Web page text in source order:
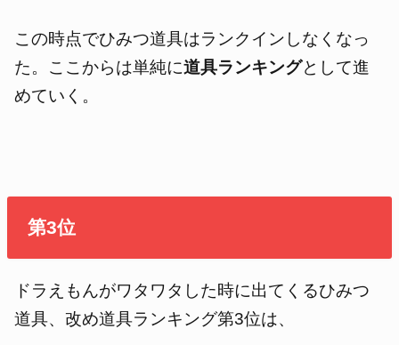
この時点でひみつ道具はランクインしなくなっ
た。ここからは単純に道具ランキングとして進
めていく。
第3位
ドラえもんがワタワタした時に出てくるひみつ
道具、改め道具ランキング第3位は、